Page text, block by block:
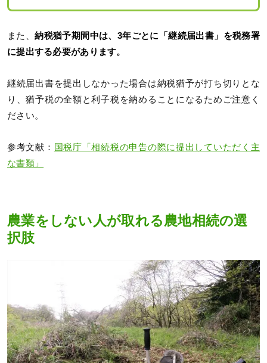
また、納税猶予期間中は、3年ごとに「継続届出書」を税務署
に提出する必要があります。
継続届出書を提出しなかった場合は納税猶予が打ち切りとな
り、猶予税の全額と利子税を納めることになるためご注意く
ださい。
参考文献：
国税庁「相続税の申告の際に提出していただく主
な書類」
農業をしない人が取れる農地相続の選
択肢